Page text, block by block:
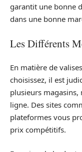
garantit une bonne
dans une bonne
Les Différents
En matière de
choisissez, il est
plusieurs magasins,
ligne. Des sites
plateformes vous
prix compétitifs.